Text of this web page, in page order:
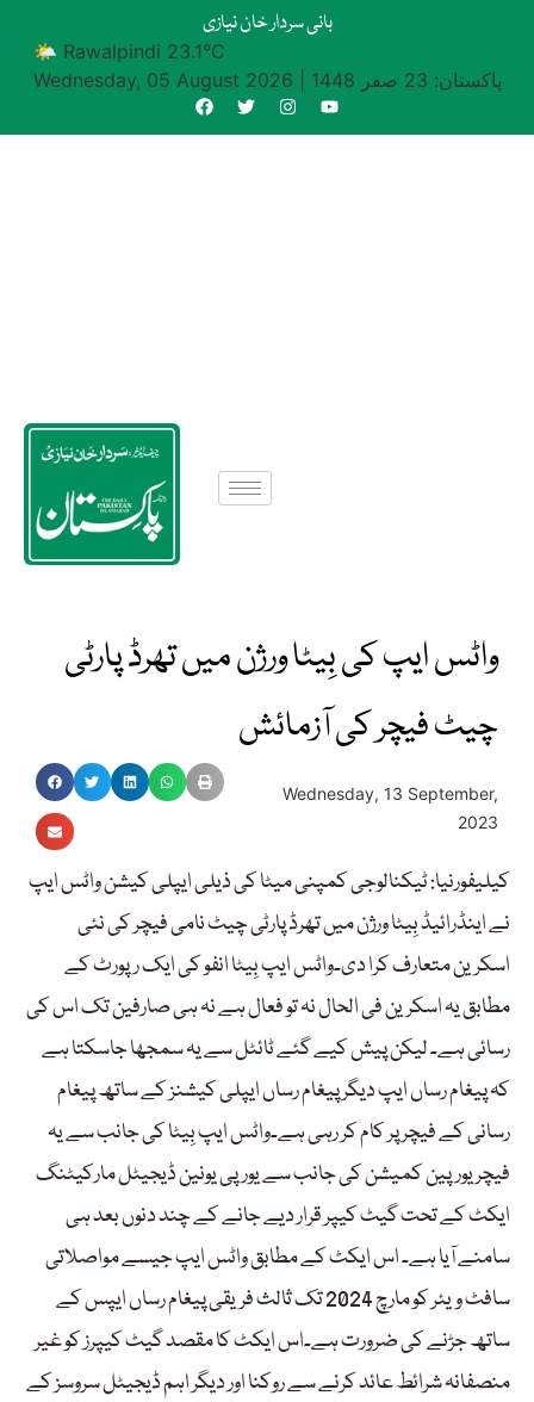
بانی سردار خان نیازی
🌤 Rawalpindi 23.1°C
Wednesday, 05 August 2026
پاکستان: 23 صفر 1448
واٹس ایپ کی بِیٹا ورژن میں تھرڈ پارٹی
چیٹ فیچر کی آزمائش
Wednesday, 13 September,
2023
کیلیفورنیا: ٹیکنالوجی کمپنی میٹا کی ذیلی ایپلی کیشن واٹس ایپ
نے اینڈرائیڈ بِیٹا ورژن میں تھرڈ پارٹی چیٹ نامی فیچر کی نئی
اسکرین متعارف کرا دی۔واٹس ایپ بِیٹا انفو کی ایک رپورٹ کے
مطابق یہ اسکرین فی الحال نہ تو فعال ہے نہ ہی صارفین تک اس کی
رسائی ہے۔ لیکن پیش کیے گئے ٹائٹل سے یہ سمجھا جاسکتا ہے
کہ پیغام رساں ایپ دیگر پیغام رساں ایپلی کیشنز کے ساتھ پیغام
رسانی کے فیچر پر کام کر رہی ہے۔واٹس ایپ بِیٹا کی جانب سے یہ
فیچر یورپین کمیشن کی جانب سے یورپی یونین ڈیجیٹل مارکیٹنگ
ایکٹ کے تحت گیٹ کیپر قرار دیے جانے کے چند دنوں بعد ہی
سامنے آیا ہے۔ اس ایکٹ کے مطابق واٹس ایپ جیسے مواصلاتی
سافٹ ویئر کو مارچ 2024 تک ثالث فریقی پیغام رساں ایپس کے
ساتھ جڑنے کی ضرورت ہے۔اس ایکٹ کا مقصد گیٹ کیپرز کو غیر
منصفانہ شرائط عائد کرنے سے روکنا اور دیگر اہم ڈیجیٹل سروسز کے